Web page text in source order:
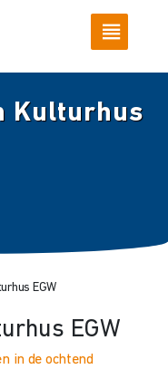
Kulturhus
EGW
EGW
in de ochtend